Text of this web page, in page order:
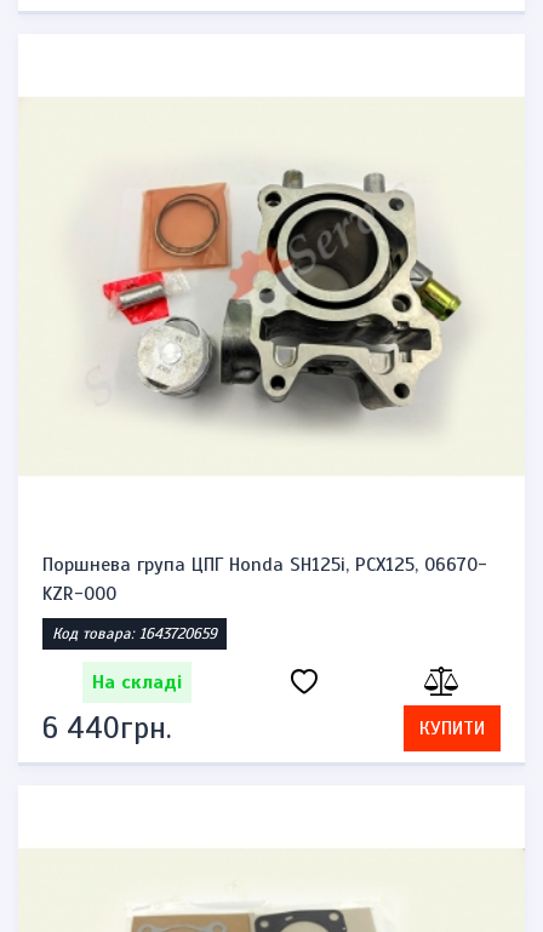
Поршнева група ЦПГ Honda SH125i, PCX125, 06670-
KZR-000
Код товара: 1643720659
На складі
6 440грн. КУПИТИ